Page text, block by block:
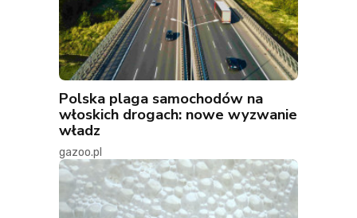
Polska plaga samochodów na
włoskich drogach: nowe wyzwanie
władz
gazoo.pl